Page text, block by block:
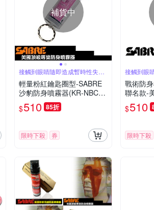
補貨中
接觸到眼睛隨即造成暫時性失明
50分鐘
輕量粉紅鑰匙圈型-SABRE
沙豹防身噴霧器(KR-NBCF-
02)-8H
$510 85折
限時下殺 券
接觸到眼
60分鐘
戰術防
聯名款-
身噴霧
$510
限時下殺